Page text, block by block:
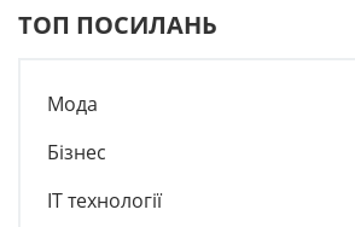
ТОП ПОСИЛАНЬ
Мода
Бізнес
IT технології